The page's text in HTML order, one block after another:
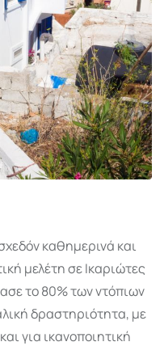
καθημερινά και
μελέτη σε Ικαριώτες
το 80% των ντόπιων
δραστηριότητα, με
για ικανοποιητική